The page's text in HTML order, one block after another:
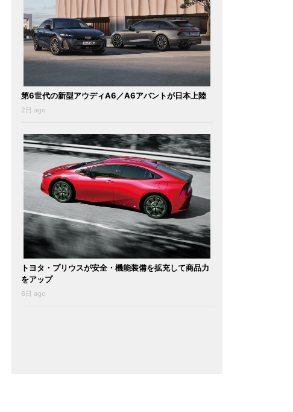
第6世代の新型アウディA6／A6アバントが日本上陸
2日 ago
トヨタ・プリウスが安全・機能装備を拡充して商品力
をアップ
6日 ago